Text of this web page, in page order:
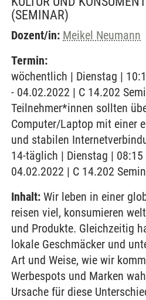
(SEMINAR)
Dozent/in: Meikel Neumann
Termin:
wöchentlich | Dienstag |
- 04.02.2022 | C 14.202
Teilnehmer*innen sollten
Computer/Laptop mit einer
und stabilen
14-täglich | Dienstag |
04.02.2022 | C 14.202
Inhalt: Wir leben in einer
reisen viel, konsumieren
und Produkte. Gleichzeitig
lokale Geschmäcker und
Art und Weise, wie wir
Werbespots und Marken
Ursache für diese